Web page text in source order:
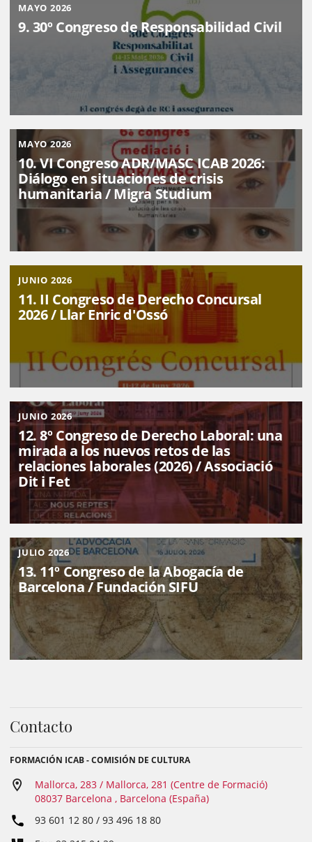
MAYO 2026
9. 30º Congreso de Responsabilidad Civil
MAYO 2026
10. VI Congreso ADR/MASC ICAB 2026:
Diálogo en situaciones de crisis
humanitaria / Migra Studium
JUNIO 2026
11. II Congreso de Derecho Concursal
2026 / Llar Enric d'Ossó
JUNIO 2026
12. 8º Congreso de Derecho Laboral: una
mirada a los nuevos retos de las
relaciones laborales (2026) / Associació
Dit i Fet
JULIO 2026
13. 11º Congreso de la Abogacía de
Barcelona / Fundación SIFU
Contacto
FORMACIÓN ICAB - COMISIÓN DE CULTURA
Mallorca, 283 / Mallorca, 281 (Centre de Formació)
08037 Barcelona , Barcelona (España)
93 601 12 80 / 93 496 18 80